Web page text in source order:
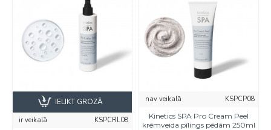
ir veikalā
KSPCRL08
IELIKT GROZĀ nav veikalā
KSPCP08
Kinetics SPA Pro Cream Peel
krēmveida pīlings pēdām 250ml